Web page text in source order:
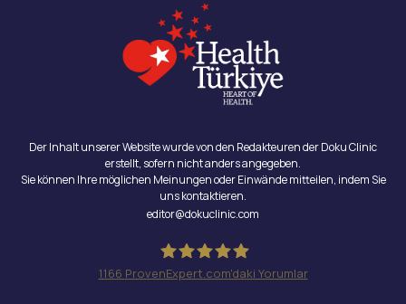
Der Inhalt unserer Website wurde von den Redakteuren der Doku Clinic
erstellt, sofern nicht anders angegeben.
Sie können Ihre möglichen Meinungen oder Einwände mitteilen, indem Sie
uns kontaktieren.
editor@dokuclinic.com
1166 ProvenExpert.com'daki Yorumlar